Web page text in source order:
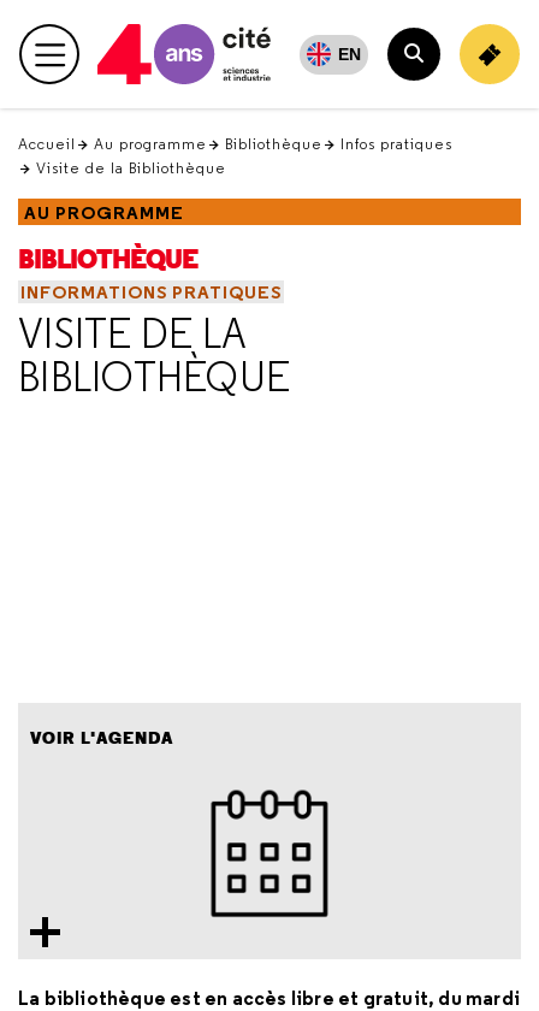
en
haut Menu principal EN
Rechercher
Accueil Au programme Bibliothèque
Infos pratiques
Visite de la Bibliothèque
AU PROGRAMME
BIBLIOTHÈQUE
INFORMATIONS PRATIQUES
VISITE DE LA
BIBLIOTHÈQUE
VOIR L'AGENDA
La bibliothèque est en accès libre et gratuit, du mardi